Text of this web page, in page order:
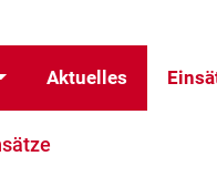
Aktuelles